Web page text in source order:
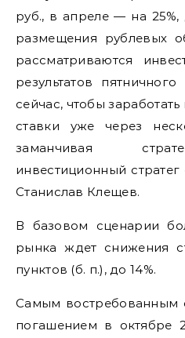
руб., в апреле — на
размещения рублевых
рассматриваются
результатов
сейчас, чтобы
ставки уже через
заманчивая
инвестиционный
Станислав Клещев.
В базовом сценарии
рынка ждет снижения
пунктов (б. п.), до 14%.
Самым
погашением в октябре